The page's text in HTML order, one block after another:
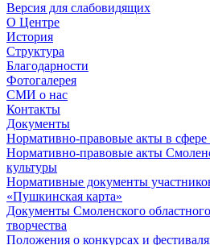
Версия для слабовидящих
О Центре
История
Структура
Благодарности
Фотогалерея
СМИ о нас
Контакты
Документы
Нормативно-правовые акты в сфере
Нормативно-правовые акты
культуры
Нормативные документы
«Пушкинская карта»
Документы Смоленского
творчества
Положения о конкурсах и